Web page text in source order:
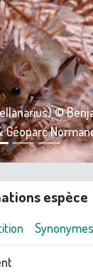
©
Géoparc
espèce
Synonymes